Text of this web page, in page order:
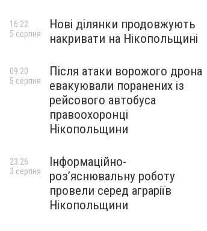
Нові ділянки продовжують
накривати на Нікопольщині
16:22
5 серпня
Після атаки ворожого дрона
евакуювали поранених із
рейсового автобуса
правоохоронці
Нікопольщини
09:20
5 серпня
Інформаційно-
роз’яснювальну роботу
провели серед аграріїв
Нікопольщини
23:26
3 серпня